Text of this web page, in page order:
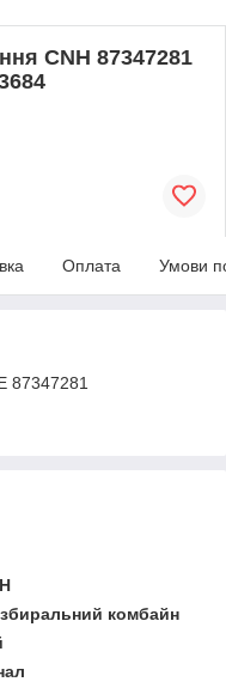
CNH 87347281
Оплата Умови
87347281
комбайн